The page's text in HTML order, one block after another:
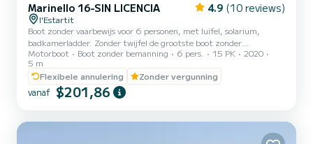
Marinello 16-SIN LICENCIA 4.9 (10 reviews)
l'Estartit
Boot zonder vaarbewijs voor 6 personen, met luifel, solarium,
badkamerladder. Zonder twijfel de grootste boot zonder
vaarbewijs. Mogelijkheid van aanbetaling verlaagd tot 200,00 euro
met een verzekering van 20,00 euro op de dag van verhuur. Niet
Samboat-verzekering
Motorboot Boot zonder bemanning 6 pers. 15 PK
2020
5 m
Flexibele annulering
Zonder vergunning
vanaf $201,86